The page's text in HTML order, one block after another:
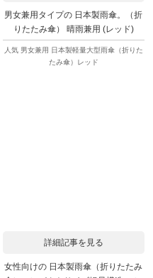
男女兼用タイプの 日本製雨傘。（折
りたたみ傘） 晴雨兼用 (レッド)
人気 男女兼用 日本製軽量大型雨傘（折りた
たみ傘）レッド
詳細記事を見る
女性向けの 日本製雨傘（折りたたみ